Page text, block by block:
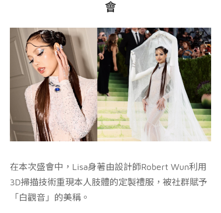
會
在本次盛會中，Lisa身著由設計師Robert Wun利用
3D掃描技術重現本人肢體的定製禮服，被社群賦予
「白觀音」的美稱。